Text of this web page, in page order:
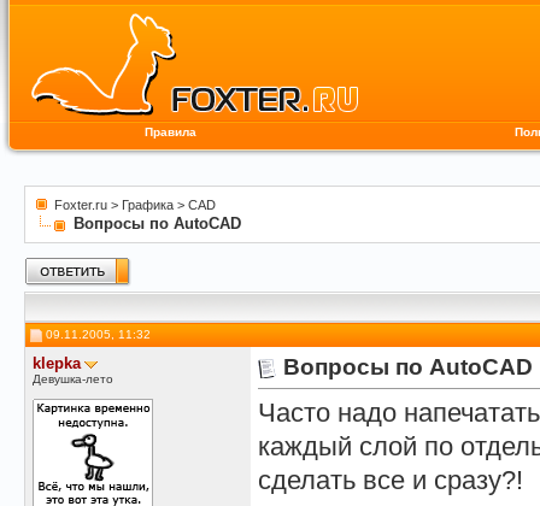
Правила
Foxter.ru > Графика > CAD
Вопросы по AutoCAD
09.11.2005, 11:32
klepka
Девушка-лето Вопросы по AutoCAD
Часто надо
каждый слой по
сделать все и сразу?!